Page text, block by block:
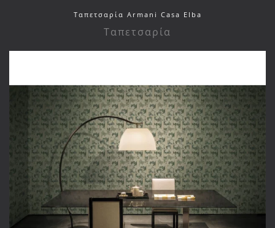
Ταπετσαρία Armani Casa Elba
Ταπετσαρία